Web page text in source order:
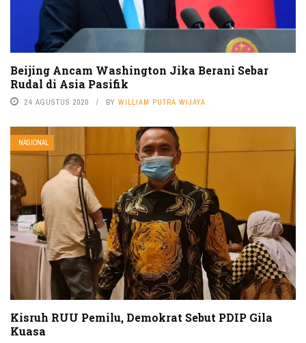
Beijing Ancam Washington Jika Berani Sebar
Rudal di Asia Pasifik
24 AGUSTUS 2020 BY WILLIAM PUTRA WIJAYA
NASIONAL
Kisruh RUU Pemilu, Demokrat Sebut PDIP Gila
Kuasa